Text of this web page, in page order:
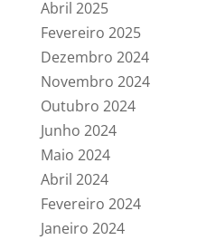
Abril 2025
Fevereiro 2025
Dezembro 2024
Novembro 2024
Outubro 2024
Junho 2024
Maio 2024
Abril 2024
Fevereiro 2024
Janeiro 2024